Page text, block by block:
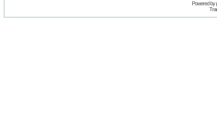
Powered by